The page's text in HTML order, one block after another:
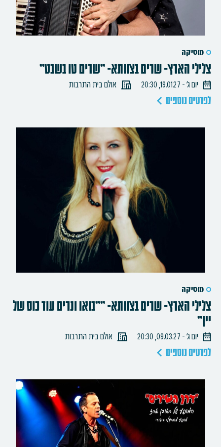
מוסיקה
צלילי הארץ- שרים בצוותא- "שרים טו בשבט"
יום ג׳ - 19.01.27, 20:30 אולם בית התרבות
לפרטים נוספים
מוסיקה
צלילי הארץ- שרים בצוותא- ""בואו ונרים עוד כוס של
יין"
יום ג׳ - 09.03.27, 20:30 אולם בית התרבות
לפרטים נוספים